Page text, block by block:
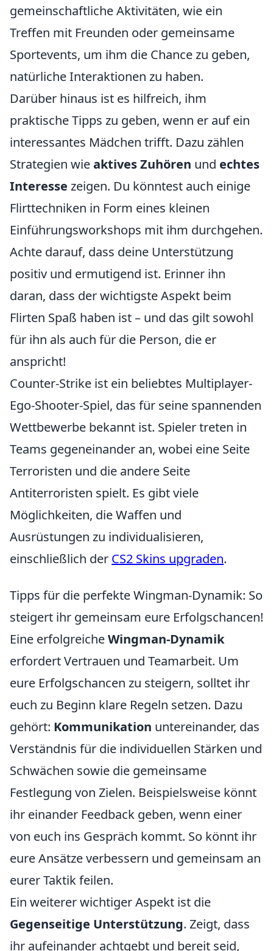
gemeinschaftliche Aktivitäten, wie ein
Treffen mit Freunden oder gemeinsame
Sportevents, um ihm die Chance zu geben,
natürliche Interaktionen zu haben.
Darüber hinaus ist es hilfreich, ihm
praktische Tipps zu geben, wenn er auf ein
interessantes Mädchen trifft. Dazu zählen
Strategien wieaktives Zuhören und echtes
Interesse zeigen. Du könntest auch einige
Flirttechniken in Form eines kleinen
Einführungsworkshops mit ihm durchgehen.
Achte darauf, dass deine Unterstützung
positiv und ermutigend ist. Erinner ihn
daran, dass der wichtigste Aspekt beim
Flirten Spaß haben ist – und das gilt sowohl
für ihn als auch für die Person, die er
anspricht!
Counter-Strike ist ein beliebtes Multiplayer-
Ego-Shooter-Spiel, das für seine spannenden
Wettbewerbe bekannt ist. Spieler treten in
Teams gegeneinander an, wobei eine Seite
Terroristen und die andere Seite
Antiterroristen spielt. Es gibt viele
Möglichkeiten, die Waffen und
Ausrüstungen zu individualisieren,
einschließlich der CS2 Skins upgraden.
Tipps für die perfekte Wingman-Dynamik: So
steigert ihr gemeinsam eure Erfolgschancen!
Eine erfolgreicheWingman-Dynamik
erfordert Vertrauen und Teamarbeit. Um
eure Erfolgschancen zu steigern, solltet ihr
euch zu Beginn klare Regeln setzen. Dazu
gehört: Kommunikation untereinander, das
Verständnis für die individuellen Stärken und
Schwächen sowie die gemeinsame
Festlegung von Zielen. Beispielsweise könnt
ihr einander Feedback geben, wenn einer
von euch ins Gespräch kommt. So könnt ihr
eure Ansätze verbessern und gemeinsam an
eurer Taktik feilen.
Ein weiterer wichtiger Aspekt ist die
Gegenseitige Unterstützung. Zeigt, dass
ihr aufeinander achtgebt und bereit seid,